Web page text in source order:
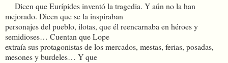
Dicen que Eurípides inventó la tragedia. Y aún no la han
mejorado. Dicen que se la inspiraban
personajes del pueblo, ilotas, que él reencarnaba en héroes y
semidioses… Cuentan que Lope
extraía sus protagonistas de los mercados, mestas, ferias, posadas,
mesones y burdeles… Y que